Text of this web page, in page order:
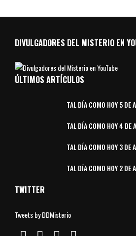
DIVULGADORES DEL MISTERIO EN
ÚLTIMOS ARTÍCULOS
TAL DÍA COMO HOY 5 DE
TAL DÍA COMO HOY 4 DE
TAL DÍA COMO HOY 3 DE
TAL DÍA COMO HOY 2 DE
TWITTER
Tweets by DDMisterio